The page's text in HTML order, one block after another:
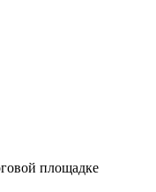
площадке